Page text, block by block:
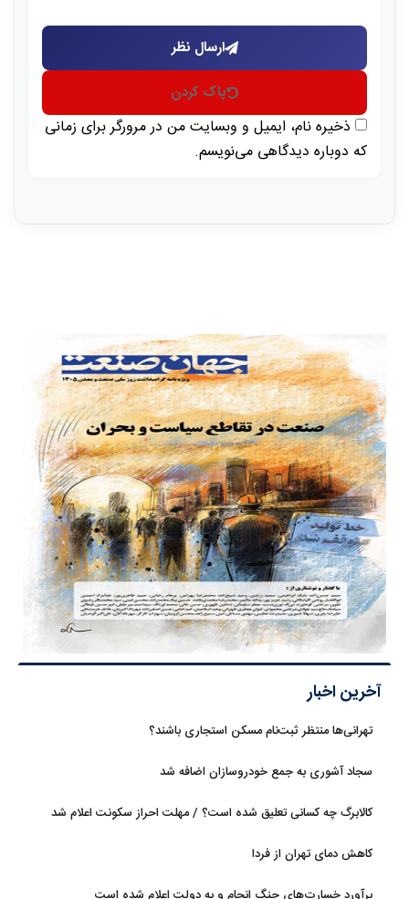
ارسال نظر
پاک کردن
ذخیره نام، ایمیل و وبسایت من در مرورگر برای زمانی
که دوباره دیدگاهی می‌نویسم.
آخرین اخبار
تهرانی‌ها منتظر ثبت‌نام مسکن استجاری باشند؟
سجاد آشوری به جمع خودروسازان اضافه شد
کالابرگ چه کسانی تعلیق شده است؟ / مهلت احراز سکونت اعلام شد
کاهش دمای تهران از فردا